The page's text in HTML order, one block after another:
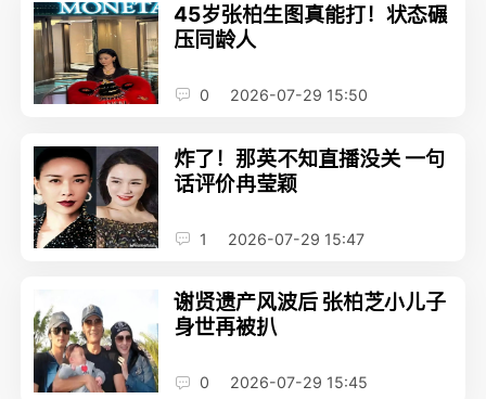
45岁张柏生图真能打！状态碾
压同龄人
0 2026-07-29 15:50
炸了！那英不知直播没关 一句
话评价冉莹颖
1 2026-07-29 15:47
谢贤遗产风波后 张柏芝小儿子
身世再被扒
0 2026-07-29 15:45